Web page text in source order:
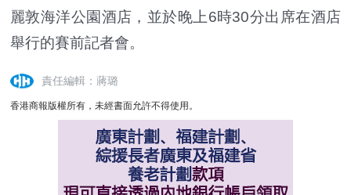
麗敦海洋公園酒店，並於晚上6時30分出席在酒店
舉行的賽前記者會。
責任編輯：蔣璐
香港商報版權所有，未經書面允許不得使用。